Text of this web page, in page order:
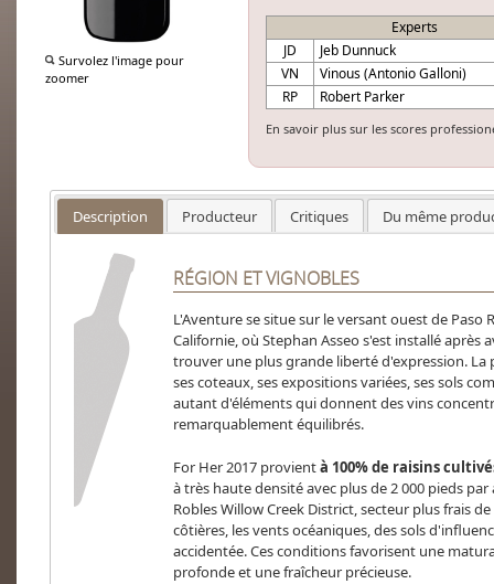
Survolez l'image pour
zoomer
Experts
JD
Jeb Dunnuck
VN
Vinous (Antonio Galloni)
RP
Robert Parker
En savoir plus sur les scores
Description Producteur Critiques Du même
RÉGION ET VIGNOBLES
L'Aventure se situe sur le versant ouest de Paso
Californie, où Stephan Asseo s'est installé après
trouver une plus grande liberté d'expression. La
ses coteaux, ses expositions variées, ses sols
autant d'éléments qui donnent des vins
remarquablement équilibrés.
For Her 2017 provientà 100% de raisins
à très haute densité avec plus de 2 000 pieds par
Robles Willow Creek District, secteur plus frais
côtières, les vents océaniques, des sols
accidentée. Ces conditions favorisent une
profonde et une fraîcheur précieuse.